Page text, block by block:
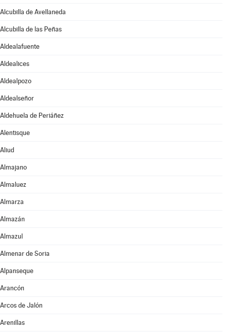
Alcubilla de Avellaneda
Alcubilla de las Peñas
Aldealafuente
Aldealices
Aldealpozo
Aldealseñor
Aldehuela de Periáñez
Alentisque
Aliud
Almajano
Almaluez
Almarza
Almazán
Almazul
Almenar de Soria
Alpanseque
Arancón
Arcos de Jalón
Arenillas